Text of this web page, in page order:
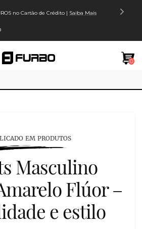
no Cartão de Crédito | Saiba Mais
0
EM PRODUTOS
Masculino
Flúor –
e estilo